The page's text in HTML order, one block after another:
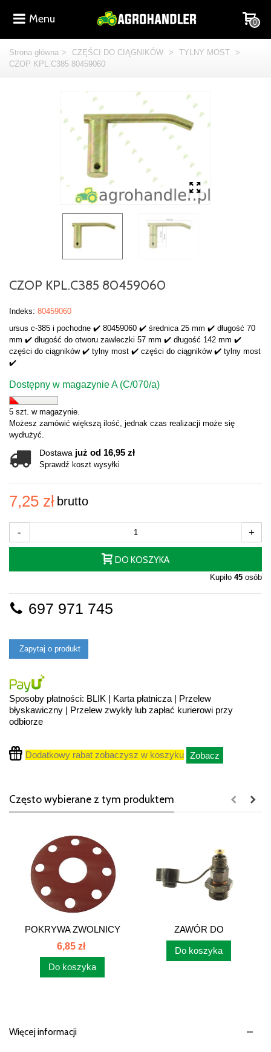
Menu 0
Strona główna > CZĘŚCI DO CIĄGNIKÓW > TYLNY MOST
>
CZOP KPL.C385 80459060
CZOP KPL.C385 80459060
Indeks: 80459060
ursus c-385 i pochodne ✔️ 80459060 ✔️ średnica 25 mm ✔️ długość 70
mm ✔️ długość do otworu zawleczki 57 mm ✔️ długość 142 mm ✔️
części do ciągników ✔️ tylny most ✔️ części do ciągników ✔️ tylny most
✔️
Dostępny w magazynie A (C/070/a)
5 szt. w magazynie.
Możesz zamówić większą ilość, jednak czas realizacji może się
wydłużyć.
Dostawa już od 16,95 zł
Sprawdź koszt wysyłki
7,25 zł brutto
- +
DO KOSZYKA
Kupiło 45 osób
697 971 745
Zapytaj o produkt
Sposoby płatności: BLIK | Karta płatnicza | Przelew
błyskawiczny | Przelew zwykły lub zapłać kurierowi przy
odbiorze
Dodatkowy rabat zobaczysz w koszyku Zobacz
Często wybierane z tym produktem
POKRYWA ZWOLNICY
PRZEDNIEJ C-385...
6,85 zł
Do koszyka
ZAWÓR DO
POMPOWANIA...
Do koszyka
Więcej informacji